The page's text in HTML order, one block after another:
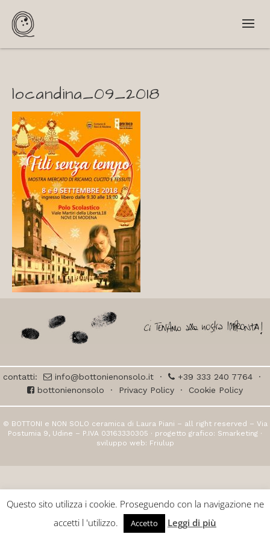
locandina_09_2018
contatti: info@bottonienonsolo.it · +39 333 240 7764 ·
bottonienonsolo · Privacy Policy · Cookie Policy
© BOTTONI e NON SOLO ceramica di Laura Piani – all right reserved – Via
Postumia 9, Udine – P.IVA 03163330305 · progetto grafico: Smarketing ·
sviluppo web: Friulup
Questo sito utilizza i cookie. Proseguendo con la navigazione ne
accetti l 'utilizzo.
Accetto Leggi di più